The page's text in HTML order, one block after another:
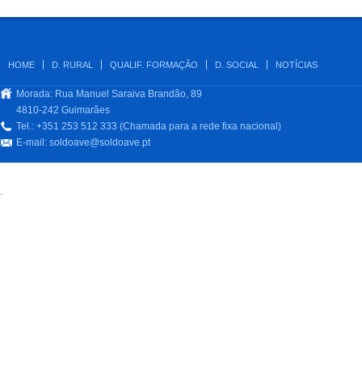
HOME D. RURAL QUALIF. FORMAÇÃO D. SOCIAL NOTÍCIAS
Morada: Rua Manuel Saraiva Brandão, 89
4810-242 Guimarães
Tel.: +351 253 512 333 (Chamada para a rede fixa nacional)
E-mail: soldoave@soldoave.pt
.